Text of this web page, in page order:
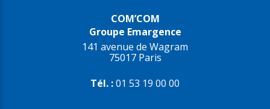
COM’COM
Groupe Emargence
141 avenue de Wagram
75017 Paris
Tél. :01 53 19 00 00